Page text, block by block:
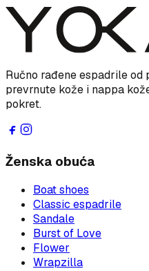
Ručno rađene espadrile
prevrnute kože i nappa
pokret.
Ženska obuća
Boat shoes
Classic espadrile
Sandale
Burst of Love
Flower
Wrapzilla